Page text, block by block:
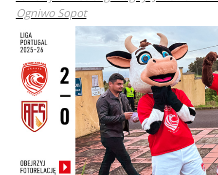
Ogniwo Sopot